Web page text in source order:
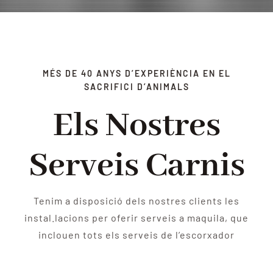
MÉS DE 40 ANYS D’EXPERIÈNCIA EN EL
SACRIFICI D’ANIMALS
Els Nostres
Serveis Carnis
Tenim a disposició dels nostres clients les
instal.lacions per oferir serveis a maquila, que
inclouen tots els serveis de l’escorxador